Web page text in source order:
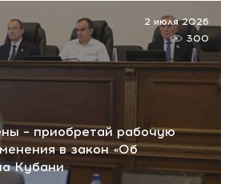
– приобретай рабочую
в закон «Об
Кубани
2 июля 2026
300